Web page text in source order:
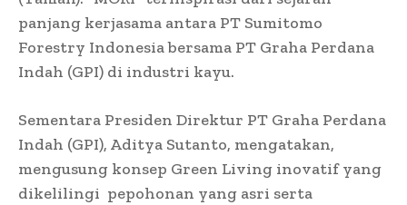
panjang kerjasama antara PT Sumitomo
Forestry Indonesia bersama PT Graha Perdana
Indah (GPI) di industri kayu.
Sementara Presiden Direktur PT Graha Perdana
Indah (GPI), Aditya Sutanto, mengatakan,
mengusung konsep Green Living inovatif yang
dikelilingi pepohonan yang asri serta